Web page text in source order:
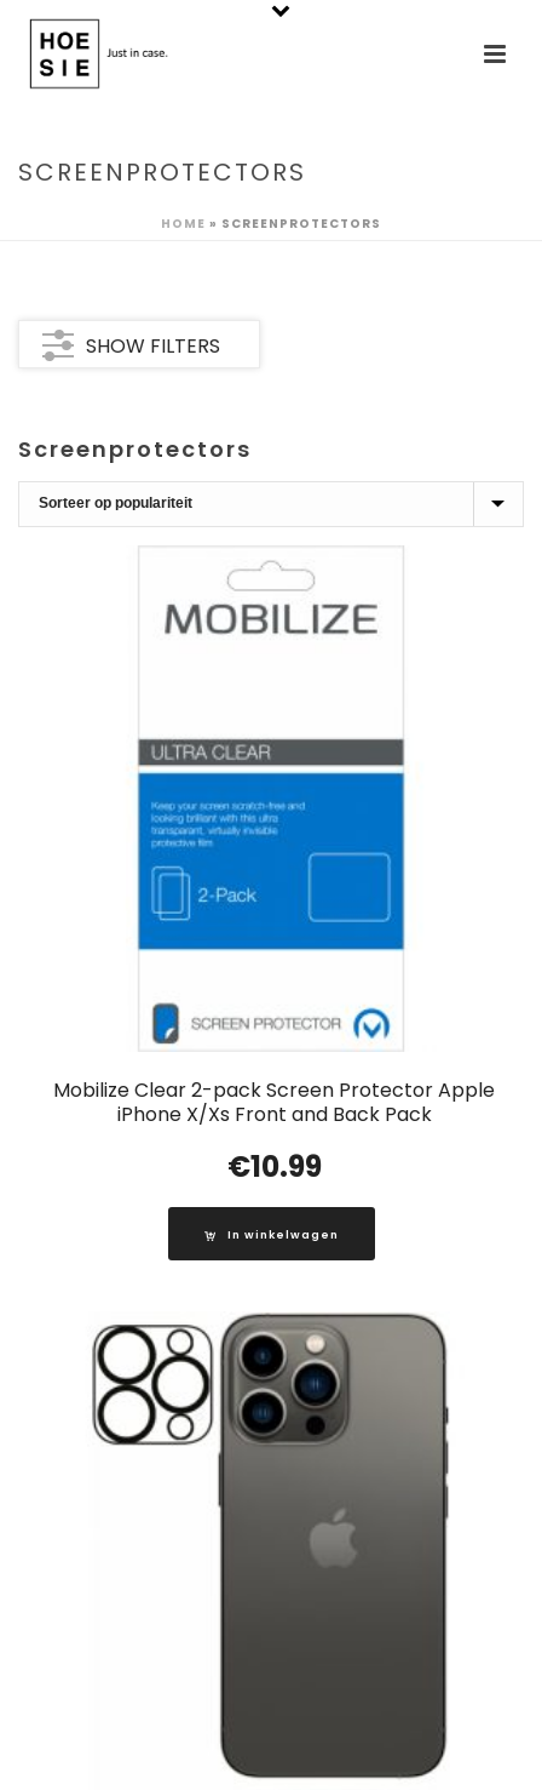
SCREENPROTECTORS
HOME » SCREENPROTECTORS
SHOW FILTERS
Screenprotectors
Mobilize Clear 2-pack Screen Protector Apple
iPhone X/Xs Front and Back Pack
€10.99
In winkelwagen